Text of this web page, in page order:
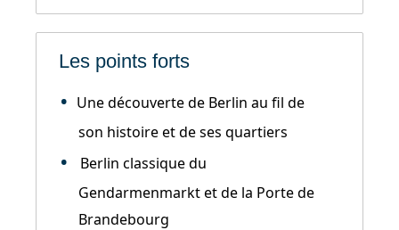
Les points forts
Une découverte de Berlin au fil de
son histoire et de ses quartiers
Berlin classique du
Gendarmenmarkt et de la Porte de
Brandebourg